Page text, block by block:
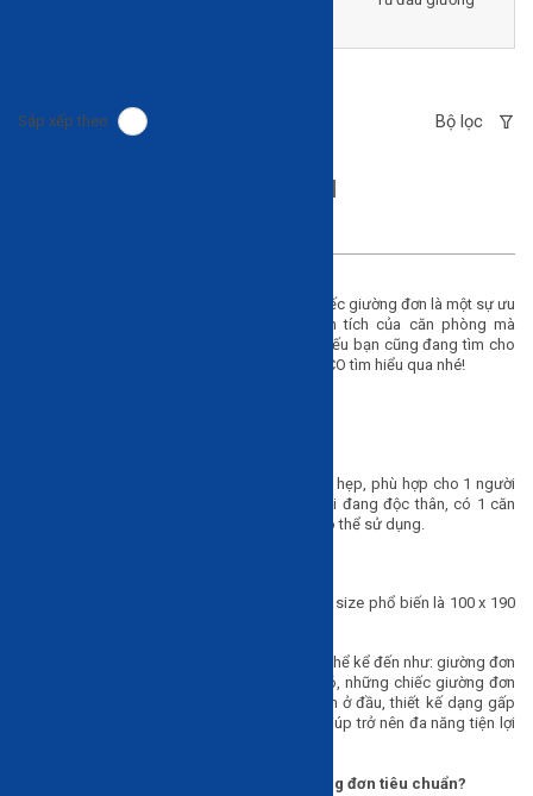
Sắp xếp theo Bộ lọc
Đối với phòng ngủ có diện tích nhỏ thì một chiếc giường đơn là một sự ưu
tiên lựa chọn hoàn hảo. Tùy thuộc vào diện tích của căn phòng mà
giường đơn có nhiều kích thước khác nhau. Nếu bạn cũng đang tìm cho
mình một chiếc giường đơn thì hãy cùng HAVICO tìm hiểu qua nhé!
Giường đơn là kiểu giường có kích thước nhỏ, hẹp, phù hợp cho 1 người
ngủ. Một mẫu giường thích hợp cho những ai đang độc thân, có 1 căn
phòng ngủ nhỏ hoặc gia đình con nhỏ cũng có thể sử dụng.
Đa phần những chiếc giường đơn hiện nay có size phổ biến là 100 x 190
Một số mẫu giường đơn phổ biến hiện nay có thể kể đến như: giường đơn
80cm, giường đơn 1m2 hoặc 1m4,… Trong đó, những chiếc giường đơn
sẽ đi kèm với các thiết kế như: có thanh chắn ở đầu, thiết kế dạng gấp
gọn, thiết kế dạng có ngăn kéo bên dưới,… Giúp trở nên đa năng tiện lợi
Làm thế nào để chọn được một chiếc giường đơn tiêu chuẩn?